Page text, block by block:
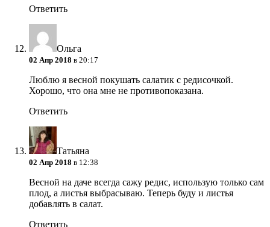
Ответить
Ольга
02 Апр 2018 в 20:17
Люблю я весной покушать салатик с редисочкой.
Хорошо, что она мне не противопоказана.
Ответить
Татьяна
02 Апр 2018 в 12:38
Весной на даче всегда сажу редис, использую только сам
плод, а листья выбрасываю. Теперь буду и листья
добавлять в салат.
Ответить